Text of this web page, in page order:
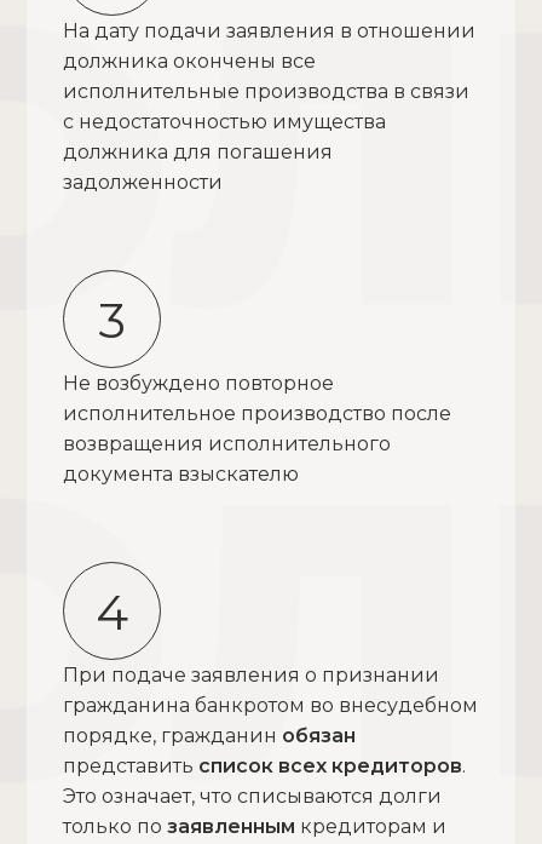
На дату подачи заявления в отношении
должника окончены все
исполнительные производства в связи
с недостаточностью имущества
должника для погашения
задолженности
3
Не возбуждено повторное
исполнительное производство после
возвращения исполнительного
документа взыскателю
4
При подаче заявления о признании
гражданина банкротом во внесудебном
порядке, гражданин обязан
представить список всех кредиторов.
Это означает, что списываются долги
только позаявленным кредиторам и